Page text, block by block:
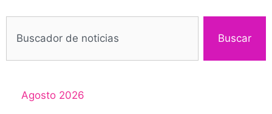
Buscar
Agosto 2026